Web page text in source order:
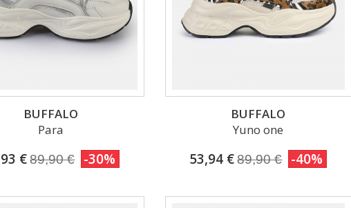
BUFFALO
Para
€ 89,90 € -30%
BUFFALO
Yuno one
53,94 € 89,90 € -40%